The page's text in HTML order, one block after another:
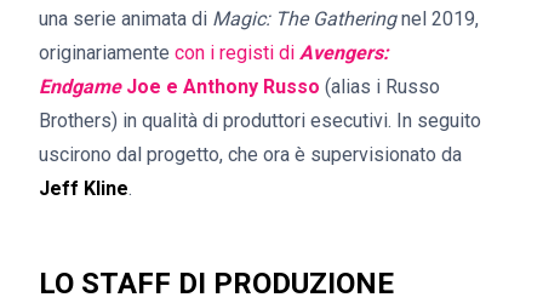
una serie animata di Magic: The Gatheringnel 2019,
originariamente con i registi di Avengers:
EndgameJoe e Anthony Russo (alias i Russo
Brothers) in qualità di produttori esecutivi. In seguito
uscirono dal progetto, che ora è supervisionato da
Jeff Kline.
LO STAFF DI PRODUZIONE